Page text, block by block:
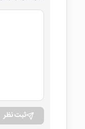
ثبت نظر